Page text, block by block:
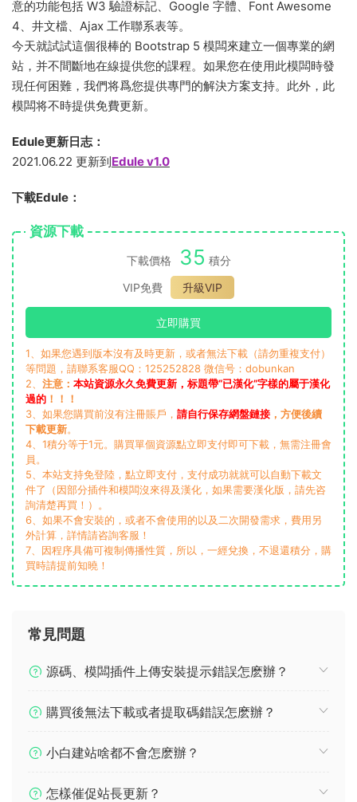
意的功能包括 W3 驗證标記、Google 字體、Font Awesome
4、井文檔、Ajax 工作聯系表等。
今天就試試這個很棒的 Bootstrap 5 模闆來建立一個專業的網
站，并不間斷地在線提供您的課程。如果您在使用此模闆時發
現任何困難，我們将爲您提供專門的解決方案支持。此外，此
模闆将不時提供免費更新。
Edule更新日志：
2021.06.22 更新到Edule v1.0
下載Edule：
資源下載
下載價格 35 積分
VIP免費
升級VIP
立即購買
1、如果您遇到版本沒有及時更新，或者無法下載（請勿重複支付）
等問題，請聯系客服QQ：125252828 微信号：dobunkan
2、 注意： 本站資源永久免費更新，标題帶“已漢化”字樣的屬于漢化
過的 ！！！
3、如果您購買前沒有注冊賬戶， 請自行保存網盤鏈接 ，方便後續
下載更新。
4、1積分等于1元。購買單個資源點立即支付即可下載，無需注冊會
員。
5、本站支持免登陸，點立即支付，支付成功就就可以自動下載文
件了（因部分插件和模闆沒來得及漢化，如果需要漢化版，請先咨
詢清楚再買！）。
6、如果不會安裝的，或者不會使用的以及二次開發需求，費用另
外計算，詳情請咨詢客服！
7、因程序具備可複制傳播性質，所以，一經兌換，不退還積分，購
買時請提前知曉！
常見問題
源碼、模闆插件上傳安裝提示錯誤怎麽辦？
購買後無法下載或者提取碼錯誤怎麽辦？
小白建站啥都不會怎麽辦？
怎樣催促站長更新？